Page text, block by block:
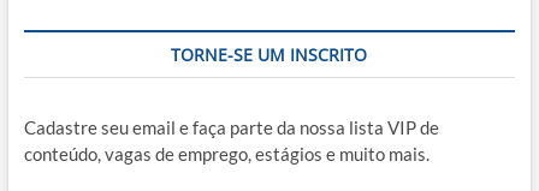
TORNE-SE UM INSCRITO
Cadastre seu email e faça parte da nossa lista VIP de
conteúdo, vagas de emprego, estágios e muito mais.